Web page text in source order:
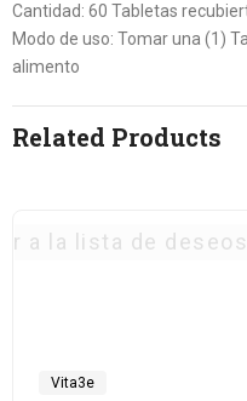
Cantidad: 60 Tabletas
Modo de uso: Tomar una (1)
alimento
Related Products
Vita3e
a la lista de deseos